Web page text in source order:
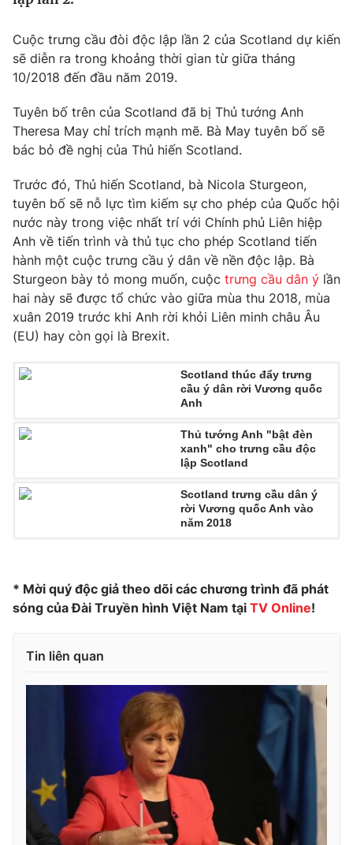
Tin tức
Thế giới đó đây
Câu chuyện quốc tế
Tài chính
Thị trường
Góc doanh nghiệp
Dữ liệu và đời sống
Truyền hình
Phim VTV
Nhân vật
Khán giả
Giải sao mai
Giải trí
Điện ảnh
Âm nhạc
Sao
Đời sống
Du lịch
Làm đẹp
Chất lượng cuộc sống
Giáo dục
Tuyển sinh
Học trực tuyến
Công nghệ
Hitech Công nghệ tương lai
Tư vấn
Giao lưu trực tuyến
Lịch phát sóng
Chuyên mục khác
Podcast
Infographic
VTV Money VTV Thể thao
VTV Sức khoẻ
Tấm lòng Việt
Vươn mình bằng AI
VTV9 VTV8
Liên hệ tòa soạn English
Cuộc trưng cầu đòi độc lập lần 2 của Scotland dự kiến
sẽ diễn ra trong khoảng thời gian từ giữa tháng
10/2018 đến đầu năm 2019.
Tuyên bố trên của Scotland đã bị Thủ tướng Anh
Theresa May chỉ trích mạnh mẽ. Bà May tuyên bố sẽ
bác bỏ đề nghị của Thủ hiến Scotland.
Trước đó, Thủ hiến Scotland, bà Nicola Sturgeon,
tuyên bố sẽ nỗ lực tìm kiếm sự cho phép của Quốc hội
nước này trong việc nhất trí với Chính phủ Liên hiệp
Anh về tiến trình và thủ tục cho phép Scotland tiến
hành một cuộc trưng cầu ý dân về nền độc lập. Bà
Sturgeon bày tỏ mong muốn, cuộc trưng cầu dân ý lần
hai này sẽ được tổ chức vào giữa mùa thu 2018, mùa
xuân 2019 trước khi Anh rời khỏi Liên minh châu Âu
(EU) hay còn gọi là Brexit.
Scotland thúc đẩy trưng
cầu ý dân rời Vương quốc
Anh
Thủ tướng Anh "bật đèn
xanh" cho trưng cầu độc
lập Scotland
Scotland trưng cầu dân ý
rời Vương quốc Anh vào
năm 2018
* Mời quý độc giả theo dõi các chương trình đã phát
sóng của Đài Truyền hình Việt Nam tại TV Online!
Tin liên quan